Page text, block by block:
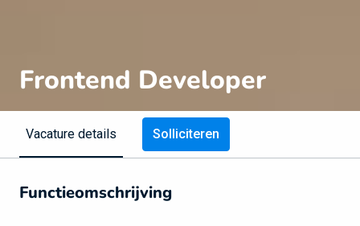
Frontend Developer
Vacature details Solliciteren
Functieomschrijving